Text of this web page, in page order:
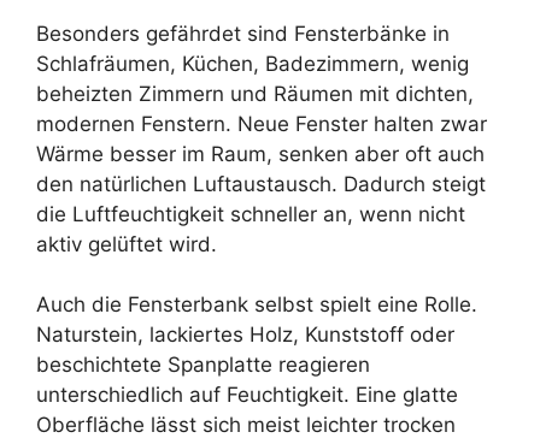
Besonders gefährdet sind Fensterbänke in
Schlafräumen, Küchen, Badezimmern, wenig
beheizten Zimmern und Räumen mit dichten,
modernen Fenstern. Neue Fenster halten zwar
Wärme besser im Raum, senken aber oft auch
den natürlichen Luftaustausch. Dadurch steigt
die Luftfeuchtigkeit schneller an, wenn nicht
aktiv gelüftet wird.
Auch die Fensterbank selbst spielt eine Rolle.
Naturstein, lackiertes Holz, Kunststoff oder
beschichtete Spanplatte reagieren
unterschiedlich auf Feuchtigkeit. Eine glatte
Oberfläche lässt sich meist leichter trocken